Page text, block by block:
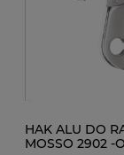
HAK ALU DO
MOSSO 2902 -